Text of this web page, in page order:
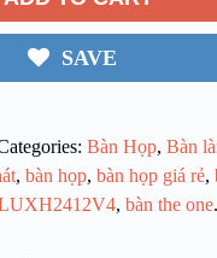
SAVE
Bàn Họp, Bàn
, bàn họp, bàn họp giá rẻ,
, bàn the one.